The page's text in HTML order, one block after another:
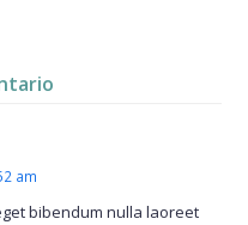
am
bibendum nulla laoreet